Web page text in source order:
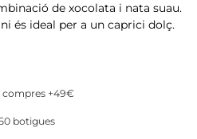
de xocolata i nata suau.
és ideal per a un caprici dolç.
compres +49€
botigues